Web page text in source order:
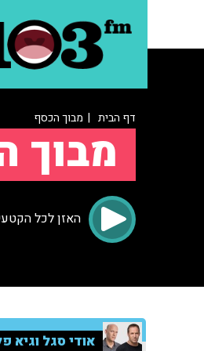
דף הבית | מבוך הכסף
מבוך
האזן לכל
אודי סגל וגיא